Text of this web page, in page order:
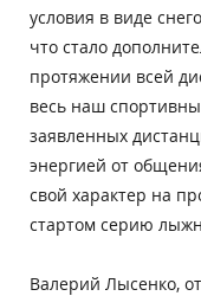
условия в виде
что стало
протяжении всей
весь наш
заявленных
энергией от
свой характер на
стартом серию
Валерий Лысенко,